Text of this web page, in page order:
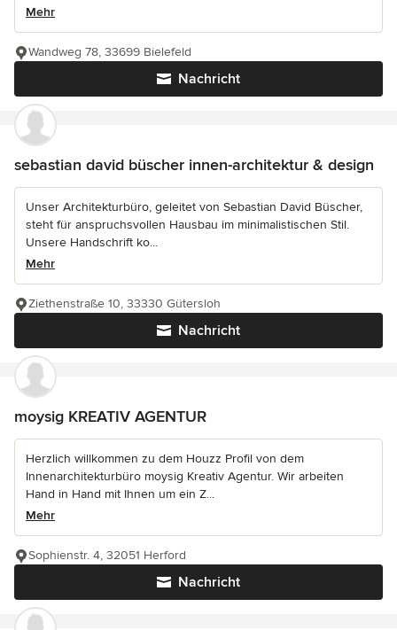
Mehr
Nachricht
Wandweg 78, 33699 Bielefeld
sebastian david büscher innen-architektur & design
Unser Architekturbüro, geleitet von Sebastian David Büscher,
steht für anspruchsvollen Hausbau im minimalistischen Stil.
Unsere Handschrift ko...
Mehr
Nachricht
Ziethenstraße 10, 33330 Gütersloh
moysig KREATIV AGENTUR
Herzlich willkommen zu dem Houzz Profil von dem
Innenarchitekturbüro moysig Kreativ Agentur. Wir arbeiten
Hand in Hand mit Ihnen um ein Z...
Mehr
Nachricht
Sophienstr. 4, 32051 Herford